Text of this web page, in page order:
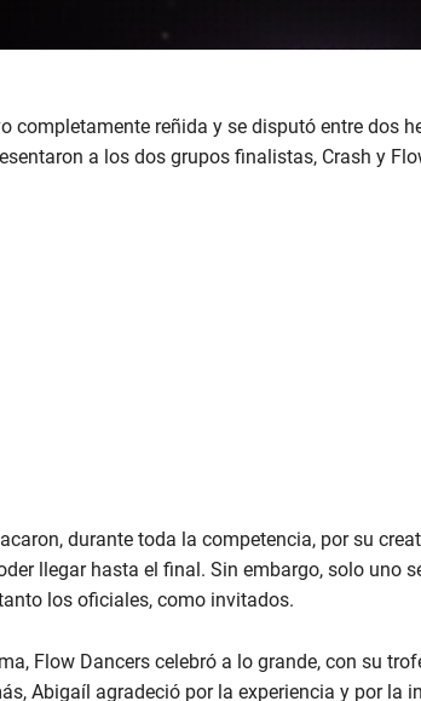
completamente reñida y se disputó entre dos
a los dos grupos finalistas, Crash y
durante toda la competencia, por su
llegar hasta el final. Sin embargo, solo uno
los oficiales, como invitados.
Flow Dancers celebró a lo grande, con su
Abigaíl agradeció por la experiencia y por la